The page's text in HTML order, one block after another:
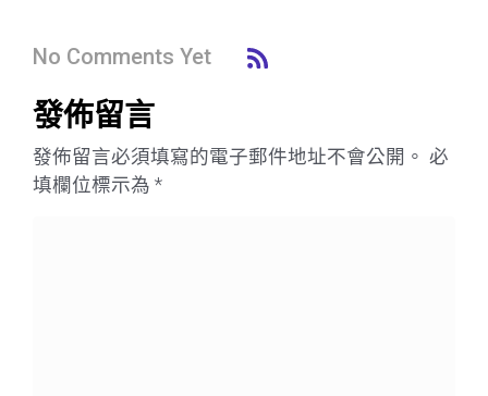
No Comments Yet
發佈留言
發佈留言必須填寫的電子郵件地址不會公開。 必
填欄位標示為 *